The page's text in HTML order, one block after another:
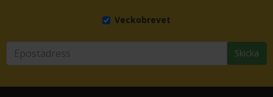
Veckobrevet
Skicka